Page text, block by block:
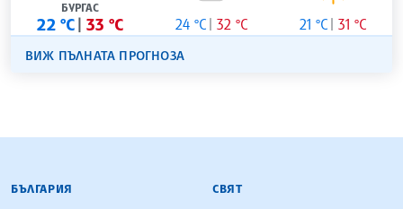
БУРГАС
22 °C 33 °C 24 °C 32 °C 21 °C 31 °C
ВИЖ ПЪЛНАТА ПРОГНОЗА
БЪЛГАРСКА ТЕЛЕГРАФНА АГЕНЦИЯ
БЪЛГАРИЯ СВЯТ